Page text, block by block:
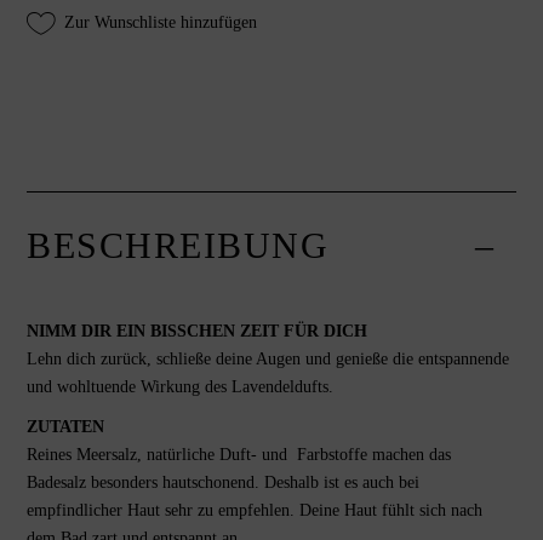
Zur Wunschliste hinzufügen
BESCHREIBUNG
NIMM DIR EIN BISSCHEN ZEIT FÜR DICH
Lehn dich zurück, schließe deine Augen und genieße die entspannende
und wohltuende Wirkung des Lavendeldufts.
ZUTATEN
Reines Meersalz, natürliche Duft- und Farbstoffe machen das
Badesalz besonders hautschonend. Deshalb ist es auch bei
empfindlicher Haut sehr zu empfehlen. Deine Haut fühlt sich nach